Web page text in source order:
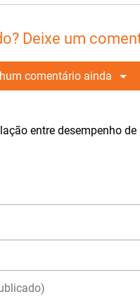
Deixe um
comentário ainda
entre desempenho